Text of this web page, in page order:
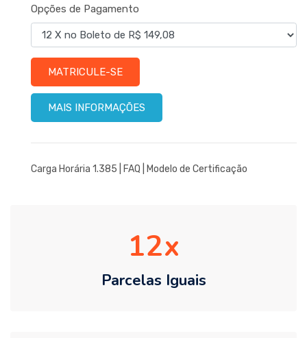
Opções de Pagamento
MATRICULE-SE
MAIS INFORMAÇÕES
Carga Horária 1.385 | FAQ Modelo de Certificação
12
Parcelas Iguais